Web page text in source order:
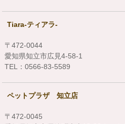
Tiara-ティアラ-
〒472-0044
愛知県知立市広見4-58-1
TEL：0566-83-5589
ペットプラザ 知立店
〒472-0045